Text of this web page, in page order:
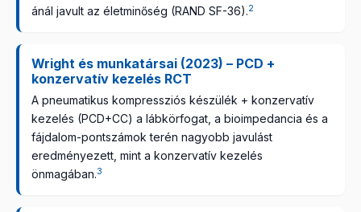
ánál javult az életminőség (RAND SF-36).2
Wright és munkatársai (2023) – PCD +
konzervatív kezelés RCT
A pneumatikus kompressziós készülék + konzervatív
kezelés (PCD+CC) a lábkörfogat, a bioimpedancia és a
fájdalom-pontszámok terén nagyobb javulást
eredményezett, mint a konzervatív kezelés
önmagában.3